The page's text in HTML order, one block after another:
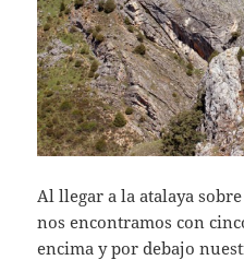
Al llegar a la atalaya
nos encontramos con
encima y por debajo